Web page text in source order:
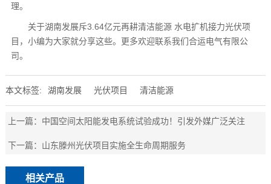
理。
关于湖南发展斥3.64亿元再耕清洁能源 水电扩机接力光伏项
目，小编为大家就分享这些。更多欢迎联系我们合运电气有限公
司。
本文标签: 湖南发展 光伏项目 清洁能源
上一篇： 中国空间太阳能发电系统试验成功！引发外媒广泛关注
下一篇： 山东滕州光伏项目实施全生命周期服务
相关产品